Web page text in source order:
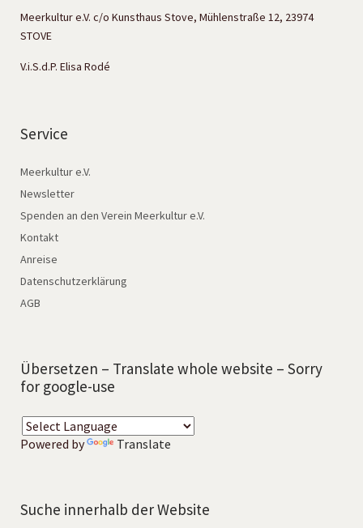
Meerkultur e.V. c/o Kunsthaus Stove, Mühlenstraße 12, 23974
STOVE
V.i.S.d.P. Elisa Rodé
Service
Meerkultur e.V.
Newsletter
Spenden an den Verein Meerkultur e.V.
Kontakt
Anreise
Datenschutzerklärung
AGB
Übersetzen – Translate whole website – Sorry
for google-use
Powered by Translate
Suche innerhalb der Website